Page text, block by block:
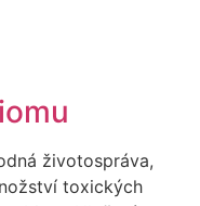
životospráva,
toxických